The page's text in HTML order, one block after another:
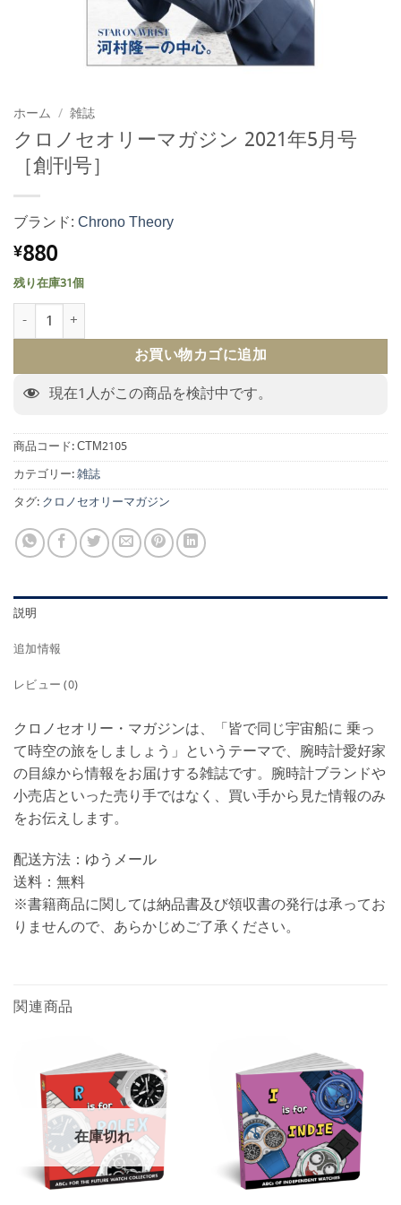
ホーム / 雑誌
クロノセオリーマガジン 2021年5月号
［創刊号］
ブランド:Chrono Theory
¥880
残り在庫31個
クロノセオリーマガジン 2021年5月号［創刊号］個
お買い物カゴに追加
現在1人がこの商品を検討中です。
商品コード:CTM2105
カテゴリー:雑誌
タグ:クロノセオリーマガジン
説明
追加情報
レビュー (0)
クロノセオリー・マガジンは、「皆で同じ宇宙船に 乗っ
て時空の旅をしましょう」というテーマで、腕時計愛好家
の目線から情報をお届けする雑誌です。腕時計ブランドや
小売店といった売り手ではなく、買い手から見た情報のみ
をお伝えします。
配送方法：ゆうメール
送料：無料
※書籍商品に関しては納品書及び領収書の発行は承ってお
りませんので、あらかじめご了承ください。
関連商品
在庫切れ